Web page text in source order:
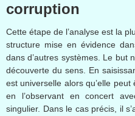
corruption
Cette étape de l’analyse est la
structure mise en évidence
dans d’autres systèmes. Le but
découverte du sens . En
est universelle alors qu’elle peut
en l’observanten concert
singulier. Dansle cas précis il